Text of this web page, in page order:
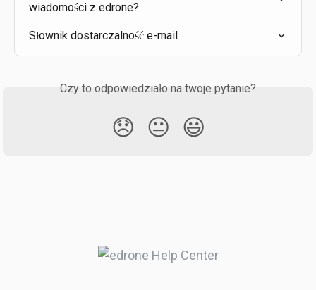
wiadomości z edrone?
Słownik dostarczalność e-mail
Czy to odpowiedziało na twoje pytanie?
😞 😐 😃